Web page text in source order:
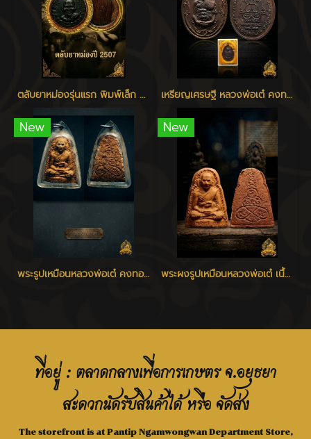
ตลับยาหม่องรุ่นแรก พิมพ์เล็ก หลวงพ่อเต๋ วัดสามง่าม เหรียญเศรษฐี หลวงพ่อเต๋ คงทอง วัดสามง่าม จ.นครปฐม ปี 2520
New
พระรูปเหมือนหลวงพ่อเต๋ คงทอง รุ่นแรก พิมพ์ใหญ่ เนื้อว่าน 108 วัดสามง่าม นครปฐม ปี 2507
New
พระผงรูปเหมือนหลวงพ่อเต๋ เนื้อว่าน ปี 2506 - 2510
ที่อยู่ : ตลาดกลางเพื่อการเกษตร จ.อยุธยา
สะดวกนัดรับสินค้าได้ หรือ จัดส่ง
The storefront is at Pantip Ngamwongwan Department Store,